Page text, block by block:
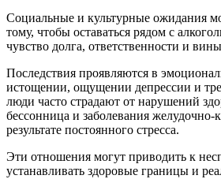
Социальные и культурные ожидания
тому, чтобы оставаться рядом с
чувство долга, ответственности и
Последствия проявляются в
истощении, ощущении депрессии и
люди часто страдают от нарушений
бессонница и заболевания желудочно-
результате постоянного стресса.
Эти отношения могут приводить к
устанавливать здоровые границы и